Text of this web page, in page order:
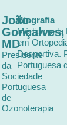
João
Gonçalves,
MD
Presidente
da
Sociedade
Portuguesa
de
Ozonoterapia
Biografia
Médico pela
em
Desportiva.
Portuguesa
clínico de
Ampla
joelho e